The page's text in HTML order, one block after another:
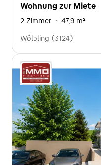
Wohnung zur Miete
2 Zimmer · 47,9 m²
Wölbling (3124)